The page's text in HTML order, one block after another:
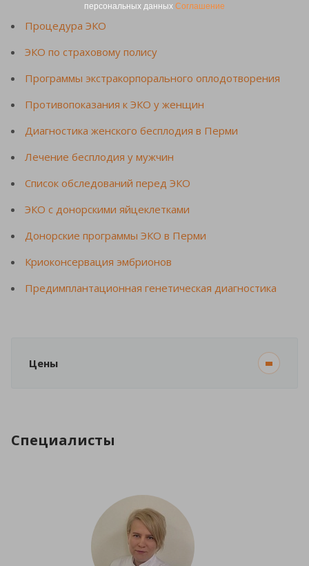
персональных данных Соглашение
Процедура ЭКО
ЭКО по страховому полису
Программы экстракорпорального оплодотворения
Противопоказания к ЭКО у женщин
Диагностика женского бесплодия в Перми
Лечение бесплодия у мужчин
Список обследований перед ЭКО
ЭКО с донорскими яйцеклетками
Донорские программы ЭКО в Перми
Криоконсервация эмбрионов
Предимплантационная генетическая диагностика
Цены
Специалисты